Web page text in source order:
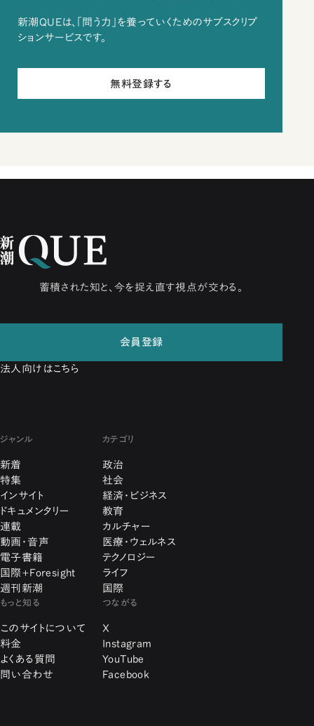
新潮QUEは、「問う力」を養っていくためのサブスクリプ
ションサービスです。
無料登録する
蓄積された知と、今を捉え直す視点が交わる。
会員登録
法人向けはこちら
ジャンル
新着
特集
インサイト
ドキュメンタリー
連載
動画・音声
電子書籍
国際+Foresight
週刊新潮
カテゴリ
政治
社会
経済・ビジネス
教育
カルチャー
医療・ウェルネス
テクノロジー
ライフ
国際
もっと知る
このサイトについて
料金
よくある質問
問い合わせ
つながる
X
Instagram
YouTube
Facebook